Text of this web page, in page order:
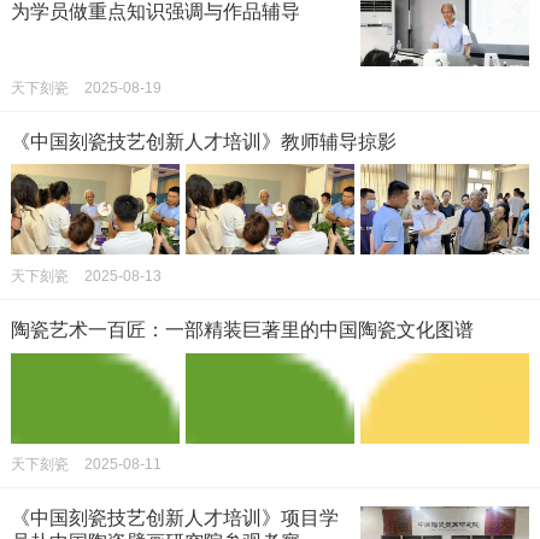
为学员做重点知识强调与作品辅导
天下刻瓷 2025-08-19
《中国刻瓷技艺创新人才培训》教师辅导掠影
天下刻瓷 2025-08-13
陶瓷艺术一百匠：一部精装巨著里的中国陶瓷文化图谱
天下刻瓷 2025-08-11
《中国刻瓷技艺创新人才培训》项目学